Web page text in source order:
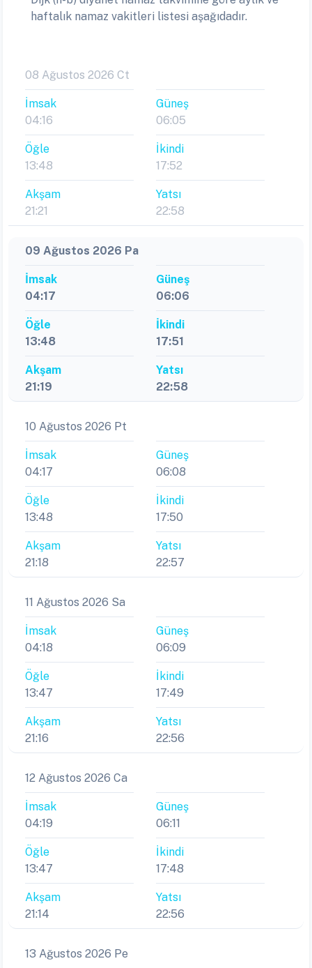
haftalık namaz vakitleri listesi aşağıdadır.
08 Ağustos 2026 Ct
İmsak
04:16
Güneş
06:05
Öğle
13:48
İkindi
17:52
Akşam
21:21
Yatsı
22:58
09 Ağustos 2026 Pa
İmsak
04:17
Güneş
06:06
Öğle
13:48
İkindi
17:51
Akşam
21:19
Yatsı
22:58
10 Ağustos 2026 Pt
İmsak
04:17
Güneş
06:08
Öğle
13:48
İkindi
17:50
Akşam
21:18
Yatsı
22:57
11 Ağustos 2026 Sa
İmsak
04:18
Güneş
06:09
Öğle
13:47
İkindi
17:49
Akşam
21:16
Yatsı
22:56
12 Ağustos 2026 Ca
İmsak
04:19
Güneş
06:11
Öğle
13:47
İkindi
17:48
Akşam
21:14
Yatsı
22:56
13 Ağustos 2026 Pe